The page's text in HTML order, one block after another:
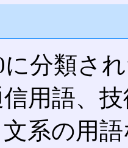
分類さ
用語、
系の用